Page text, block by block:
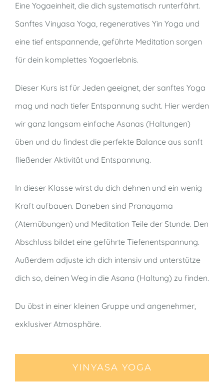
Eine Yogaeinheit, die dich systematisch runterfährt.
Sanftes Vinyasa Yoga, regeneratives Yin Yoga und
eine tief entspannende, geführte Meditation sorgen
für dein komplettes Yogaerlebnis.
Dieser Kurs ist für Jeden geeignet, der sanftes Yoga
mag und nach tiefer Entspannung sucht. Hier werden
wir ganz langsam einfache Asanas (Haltungen)
üben und du findest die perfekte Balance aus sanft
fließender Aktivität und Entspannung.
In dieser Klasse wirst du dich dehnen und ein wenig
Kraft aufbauen. Daneben sind Pranayama
(Atemübungen) und Meditation Teile der Stunde. Den
Abschluss bildet eine geführte Tiefenentspannung.
Außerdem adjuste ich dich intensiv und unterstütze
dich so, deinen Weg in die Asana (Haltung) zu finden.
Du übst in einer kleinen Gruppe und angenehmer,
exklusiver Atmosphäre.
YINYASA YOGA